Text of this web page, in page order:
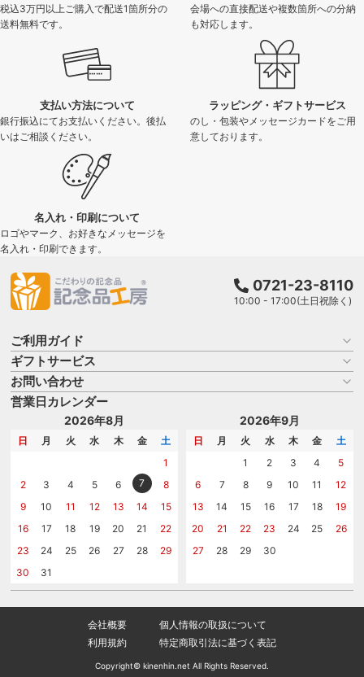
税込3万円以上ご購入で配送1箇所分の
送料無料です。
会場への直接配送や複数箇所への分納
も対応します。
支払い方法について
銀行振込にてお支払いください。後払
いはご相談ください。
ラッピング・ギフトサービス
のし・包装やメッセージカードをご用
意しております。
名入れ・印刷について
ロゴやマーク、お好きなメッセージを
名入れ・印刷できます。
0721-23-8110
10:00 - 17:00(土日祝除く)
ご利用ガイド
お買い物ガイド
よくある質問
はじめての記念品選び
記念品工房の使い方
ギフトサービス
名入れについて
のし
メッセージカード
お問い合わせ
商品選びを相談する
名入れについて相談する
カタログを請求する
営業日カレンダー
2026年8月
日 月 火 水 木 金
土
1
2
3 4 5 6 7
8
9
10 11 12 13 14
15
16
17 18 19 20 21
22
23
24 25 26 27 28
29
30
31
2026年9月
日 月 火 水 木 金
土
1
2 3 4
5
6
7 8 9 10 11
12
13
14 15 16 17 18
19
20
21 22 23 24 25
26
27
28 29 30
会社概要
個人情報の取扱について
利用規約
特定商取引法に基づく表記
Copyright© kinenhin.net All Rights Reserved.